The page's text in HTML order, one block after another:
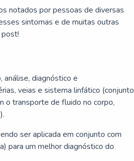
notados por pessoas de diversas
sintomas e de muitas outras
diagnóstico e
veias e sistema linfático (conjunto
o transporte de fluido no corpo,
ser aplicada em conjunto com
para um melhor diagnóstico do